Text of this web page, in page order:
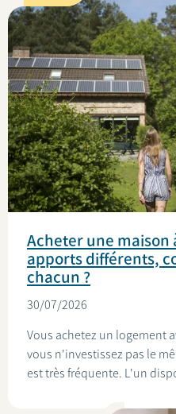
Acheter une maison
apports différents,
chacun ?
30/07/2026
Vous achetez un logement
vous n'investissez pas le
est très fréquente. L'un